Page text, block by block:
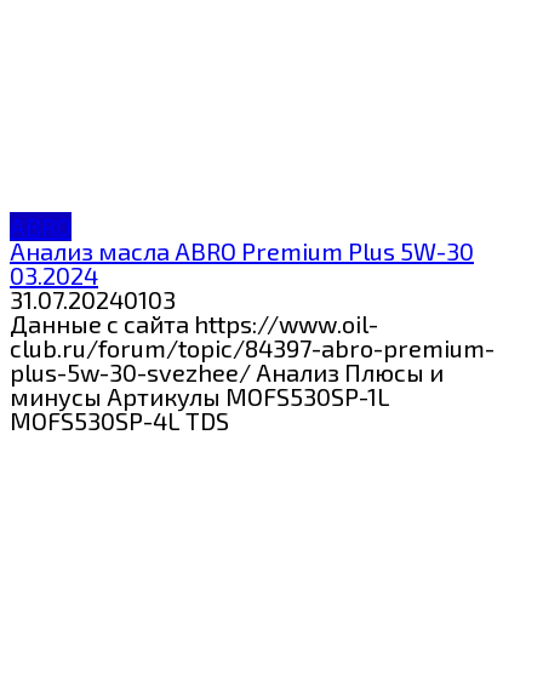
ABRO
Анализ масла ABRO Premium Plus 5W-30
03.2024
31.07.20240103
Данные с сайта https://www.oil-
club.ru/forum/topic/84397-abro-premium-
plus-5w-30-svezhee/ Анализ Плюсы и
минусы Артикулы MOFS530SP-1L
MOFS530SP-4L TDS